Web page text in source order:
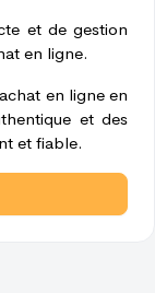
et de gestion
en ligne.
en ligne en
et des
et fiable.